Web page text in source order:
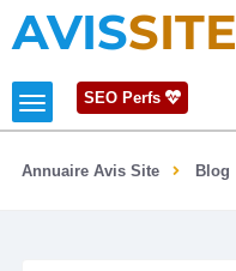
AVISSITE
SEO Perfs
Annuaire Avis Site Blog